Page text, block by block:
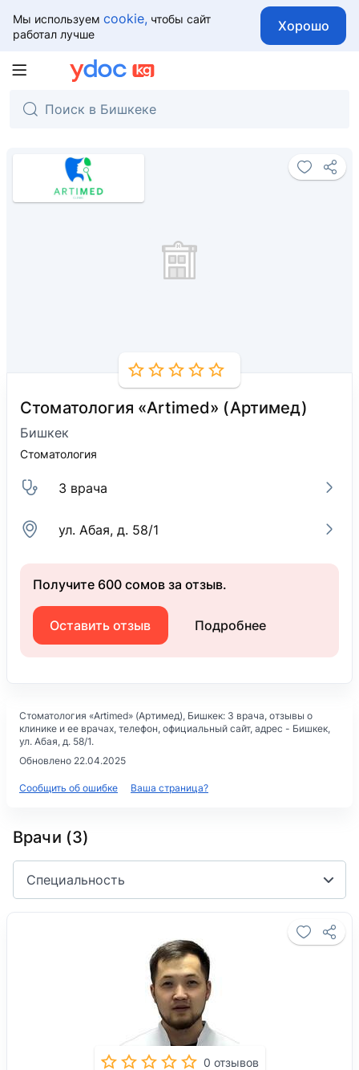
Мы используем cookie, чтобы сайт
работал лучше
Хорошо
Стоматология «Artimed» (Артимед)
Бишкек
Стоматология
3 врача
ул. Абая, д. 58/1
Получите 600 сомов за отзыв.
Оставить отзыв Подробнее
Стоматология «Artimed» (Артимед), Бишкек: 3 врача, отзывы о
клинике и ее врачах, телефон, официальный сайт, адрес - Бишкек,
ул. Абая, д. 58/1.
Обновлено 22.04.2025
Сообщить об ошибке Ваша страница?
Врачи (3)
Специальность
0 отзывов